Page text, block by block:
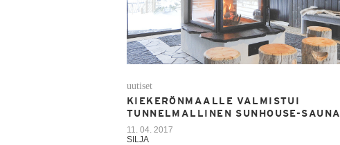
uutiset
KIEKERÖNMAALLE VALMISTUI
TUNNELMALLINEN SUNHOUSE-SAUNA
11. 04. 2017
SILJA